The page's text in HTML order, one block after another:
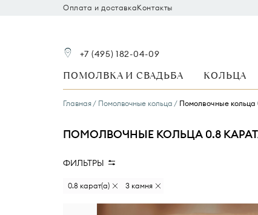
Оплата и доставкаКонтакты
+7 (495) 182-04-09
ПОМОЛВКА И СВАДЬБА КОЛЬЦА
Главная Помолвочные кольца Помолвочные
ПОМОЛВОЧНЫЕ КОЛЬЦА 0.8
ФИЛЬТРЫ
0.8 карат(а) 3 камня